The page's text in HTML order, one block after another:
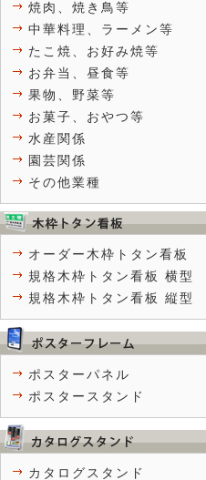
焼肉、焼き鳥等
中華料理、ラーメン等
たこ焼、お好み焼等
お弁当、昼食等
果物、野菜等
お菓子、おやつ等
水産関係
園芸関係
その他業種
オーダー木枠トタン看板
規格木枠トタン看板 横型
規格木枠トタン看板 縦型
ポスターパネル
ポスタースタンド
カタログスタンド